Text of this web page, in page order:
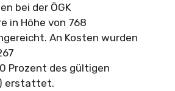
bei der ÖGK
in Höhe von 768
An Kosten wurden
Prozent des gültigen
erstattet.